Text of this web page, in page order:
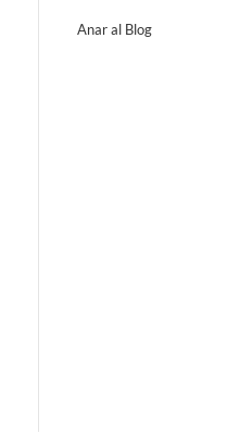
Anar al Blog